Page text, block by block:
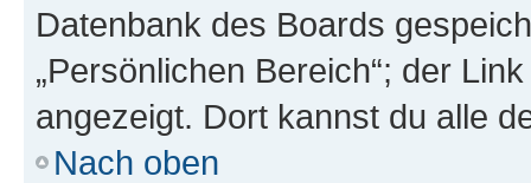
Datenbank des Boards
„Persönlichen Bereich“; der
angezeigt. Dort kannst du alle
Nach oben